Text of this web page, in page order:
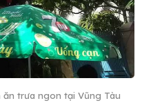
trưa ngon tại Vũng Tàu